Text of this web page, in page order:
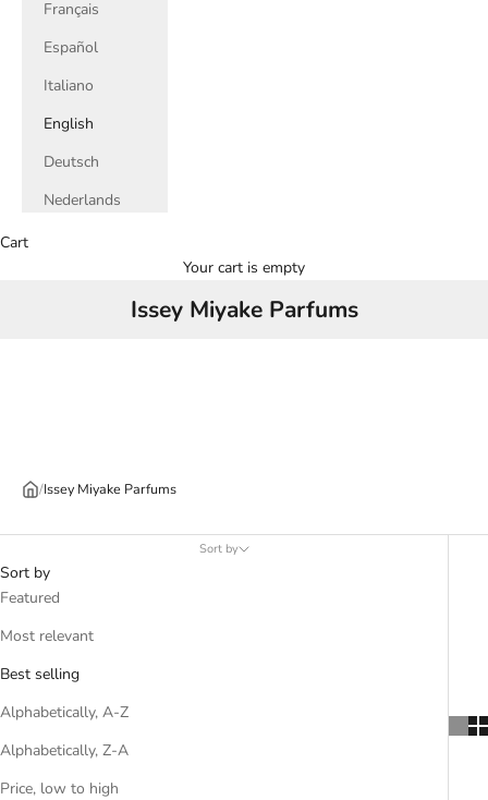
Français
Español
Italiano
English
Deutsch
Nederlands
Cart
Your cart is empty
Issey Miyake Parfums
/Issey Miyake Parfums
Sort by
Sort by
Featured
Most relevant
Best selling
Alphabetically, A-Z
Alphabetically, Z-A
Price, low to high